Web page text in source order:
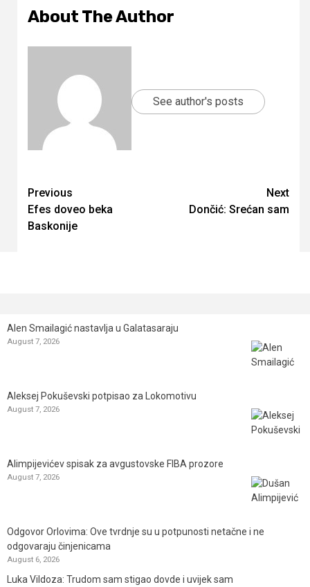
About The Author
See author's posts
Continue
Reading
Previous
Efes doveo beka
Baskonije
Next
Dončić: Srećan sam
Alen Smailagić nastavlja u Galatasaraju
August 7, 2026
Aleksej Pokuševski potpisao za Lokomotivu
August 7, 2026
Alimpijevićev spisak za avgustovske FIBA prozore
August 7, 2026
Odgovor Orlovima: ​Ove tvrdnje su u potpunosti netačne i ne
odgovaraju činjenicama
August 6, 2026
Luka Vildoza: Trudom sam stigao dovde i uvijek sam